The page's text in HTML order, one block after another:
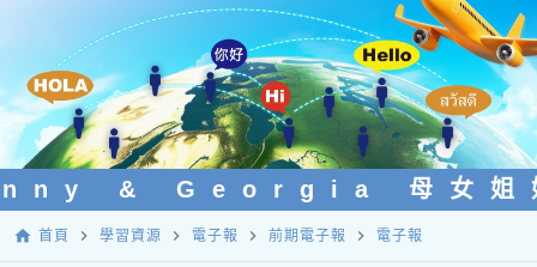
& Georgia 母女姐
home 首頁 navigate_next 學習資源 navigate_next 電子報 navigate_next 前期電子報 navigate_next 電子報